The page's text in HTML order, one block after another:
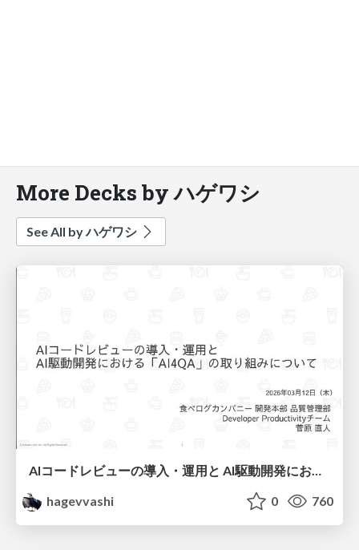
More Decks by ハゲワシ
See All by ハゲワシ
AIコードレビューの導入・運用と AI駆動開発における「AI4QA」の取り組みについて
hagevvashi
0 760